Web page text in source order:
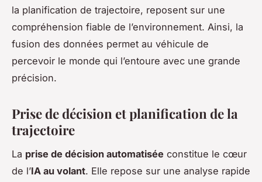
la planification de trajectoire, reposent sur une
compréhension fiable de l’environnement. Ainsi, la
fusion des données permet au véhicule de
percevoir le monde qui l’entoure avec une grande
précision.
Prise de décision et planification de la
trajectoire
La prise de décision automatisée constitue le cœur
de l’IA au volant. Elle repose sur une analyse rapide